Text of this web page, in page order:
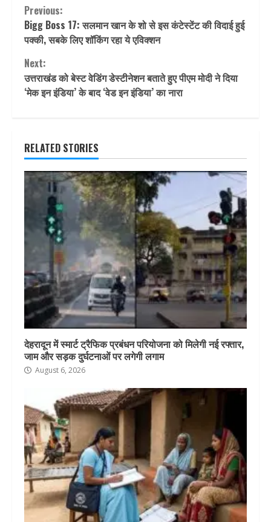
Continue
Reading
Previous:
Bigg Boss 17: सलमान खान के शो से इस कंटेस्टेंट की विदाई हुई
पक्की, सबके लिए शॉकिंग रहा ये एविक्शन
Next:
उत्तराखंड को बेस्ट वेडिंग डेस्टीनेशन बताते हुए पीएम मोदी ने दिया
‘मेक इन इंडिया’ के बाद ‘वेड इन इंडिया’ का नारा
RELATED STORIES
देहरादून में स्मार्ट ट्रैफिक प्रबंधन परियोजना को मिलेगी नई रफ्तार,
जाम और सड़क दुर्घटनाओं पर लगेगी लगाम
August 6, 2026